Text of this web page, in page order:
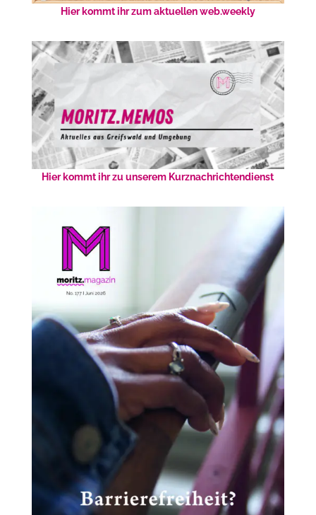
Hier kommt ihr zum aktuellen web.weekly
Hier kommt ihr zu unserem Kurznachrichtendienst